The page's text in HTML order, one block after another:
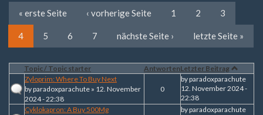
« erste Seite ‹ vorherige Seite 1 2 3
4 5 6 7 nächste Seite › letzte Seite »
Topic / Topic starter AntwortenLetzter Beitrag
Zyloprim: Where To Buy Next
byparadoxparachute » 12. November
2024 - 22:38
0
byparadoxparachute
12. November 2024 -
22:38
Cyklokapron: A Buy 500Mg
byparadoxparachute